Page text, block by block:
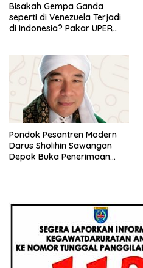
Bisakah Gempa Ganda
seperti di Venezuela Terjadi
di Indonesia? Pakar UPER
Pondok Pesantren Modern
Darus Sholihin Sawangan
Depok Buka Penerimaan